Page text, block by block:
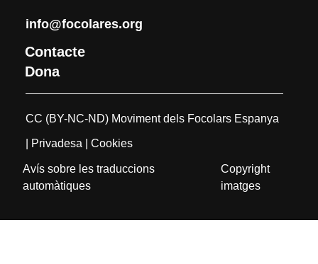
info@focolares.org
Contacte
Dona
CC (BY-NC-ND) Moviment dels Focolars Espanya
| Privadesa | Cookies
Avís sobre les traduccions
automàtiques
Copyright
imatges